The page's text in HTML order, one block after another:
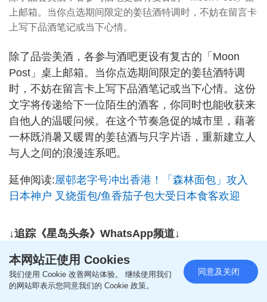
上邮箱。当你点选期间限定的姜毡酒特调时，不妨在留言卡
上写下品酒笔记或当下心情。
除了品尝美酒，各参与酒吧更设有复古的「Moon
Post」桌上邮箱。当你点选期间限定的姜毡酒特调
时，不妨在留言卡上写下品酒笔记或当下心情。这份
文字将传递给下一位陌生的酒客，你同时也能收获来
自他人的温暖问候。在这个节奏急促的城市里，藉著
一杯既消暑又暖胃的姜毡酒与只字片语，重新建立人
与人之间的浪漫连系吧。
延伸阅读:屋邨老字号冲出香港！「森林面包」攻入
日本神户 叉烧蛋包/鱼香茄子包大受日本食客欢迎
↓追踪《星岛头条》WhatsApp频道↓
本网站正使用 Cookies
我们使用 Cookie 改善网站体验。 继续使用我们
的网站即表示您同意我们的 Cookie 政策。
同意及关闭